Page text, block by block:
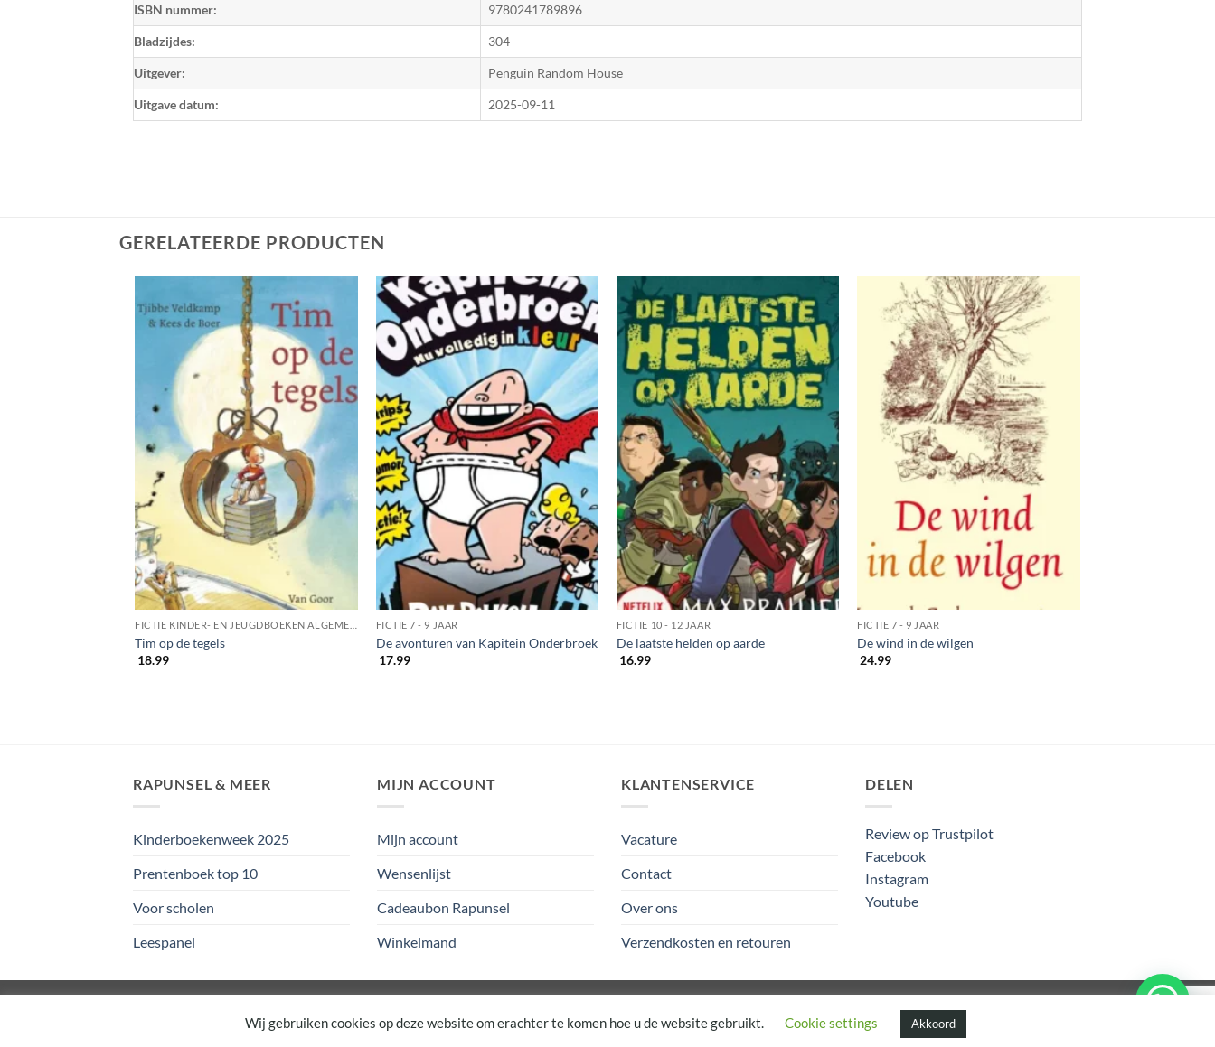
ISBN nummer: 9780241789896
Bladzijdes: 304
Uitgever: Penguin Random House
Uitgave datum: 2025-09-11
GERELATEERDE PRODUCTEN
Tim op de tegels
18.99
FICTIE 7 - 9 JAAR
De avonturen van Kapitein Onderbroek
17.99
FICTIE 10 - 12 JAAR
De laatste helden op aarde
16.99
FICTIE 7 - 9 JAAR
De wind in de wilgen
24.99
RAPUNSEL & MEER
Kinderboekenweek 2025
Prentenboek top 10
Voor scholen
Leespanel
MIJN ACCOUNT
Mijn account
Wensenlijst
Cadeaubon Rapunsel
Winkelmand
KLANTENSERVICE
Vacature
Contact
Over ons
Verzendkosten en retouren
DELEN
Review op Trustpilot
Facebook
Instagram
Youtube
Copyright 2026 ©Rapunsel
Wij gebruiken cookies op deze website om erachter te komen hoe u de website gebruikt. Cookie settings Akkoord